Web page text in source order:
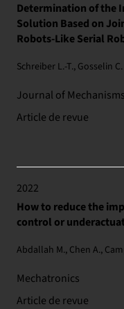
Determination of the
Solution Based on
Robots-Like Serial
Schreiber L.-T., Gosselin C.
Journal of
Article de revue
2022
How to reduce the
control or
Abdallah M., Chen A.,
Mechatronics
Article de revue